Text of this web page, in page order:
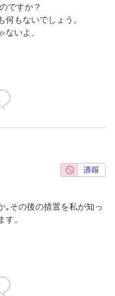
ですか？
もないでしょう。
いよ、
｡その後の措置を私が知っ
。